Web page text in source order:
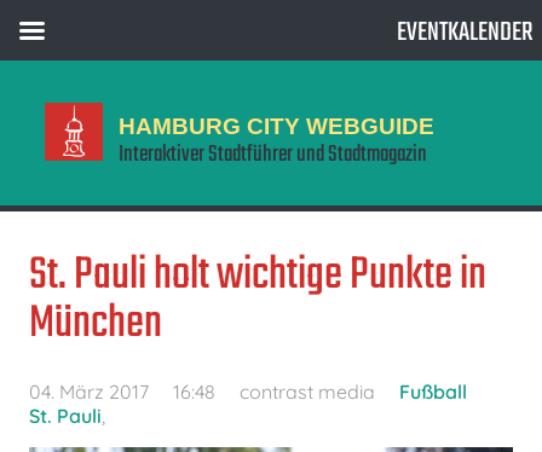
HAMBURG CITY WEBGUIDE
Interaktiver Stadtführer und Stadtmagazin
St. Pauli holt wichtige Punkte in
München
04. März 2017 16:48 contrast media
Fußball
St. Pauli
EVENTKALENDER